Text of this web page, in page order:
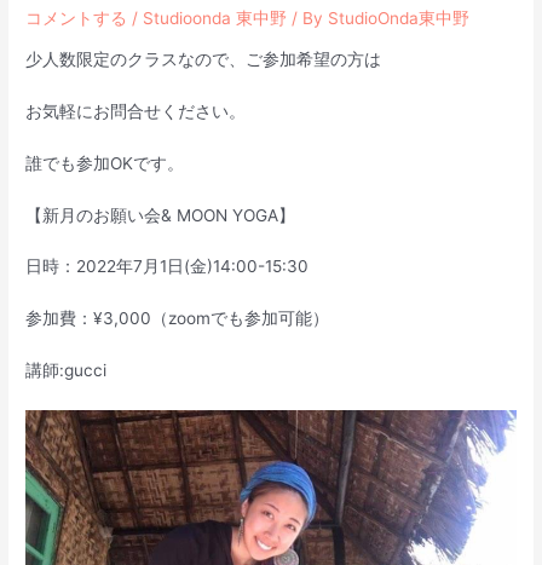
コメントする / Studioonda 東中野 / By StudioOnda東中野
少人数限定のクラスなので、ご参加希望の方は
お気軽にお問合せください。
誰でも参加OKです。
【新月のお願い会& MOON YOGA】
日時：2022年7月1日(金)14:00-15:30
参加費：¥3,000（zoomでも参加可能）
講師:gucci